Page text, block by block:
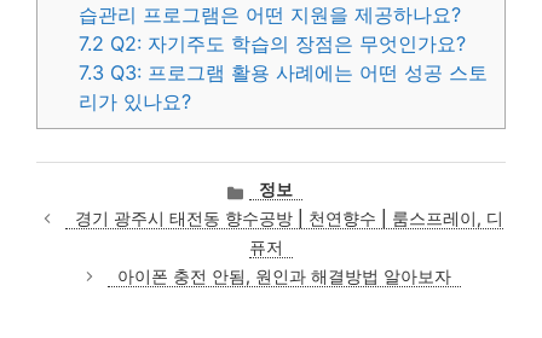
습관리 프로그램은 어떤 지원을 제공하나요?
7.2 Q2: 자기주도 학습의 장점은 무엇인가요?
7.3 Q3: 프로그램 활용 사례에는 어떤 성공 스토
리가 있나요?
카
테
고
리
정보
경기 광주시 태전동 향수공방 | 천연향수 | 룸스프레이, 디
퓨저
아이폰 충전 안됨, 원인과 해결방법 알아보자